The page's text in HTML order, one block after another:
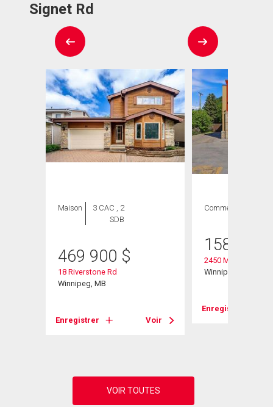
Signet Rd
Maison
3 CAC , 2
SDB
469 900 $
18 Riverstone Rd
Winnipeg, MB
Enregistrer Voir
Commercial
158 000
2450 Main St
Winnipeg, MB
Enregistrer